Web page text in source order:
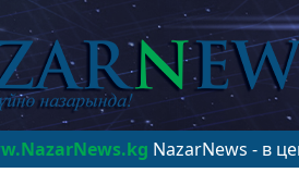
NazarNews - в центре